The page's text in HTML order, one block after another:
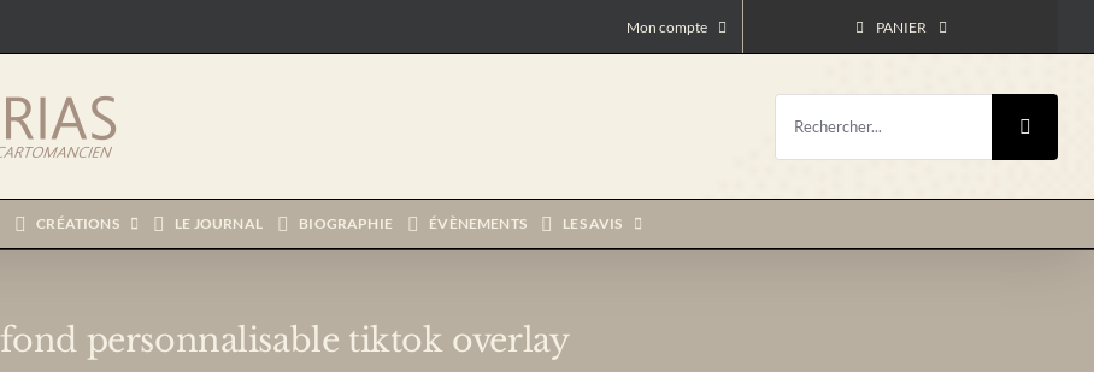
Mon compte PANIER
Rechercher:
CRÉATIONS LE JOURNAL BIOGRAPHIE ÉVÈNEMENTS LES AVIS
fond personnalisable tiktok overlay